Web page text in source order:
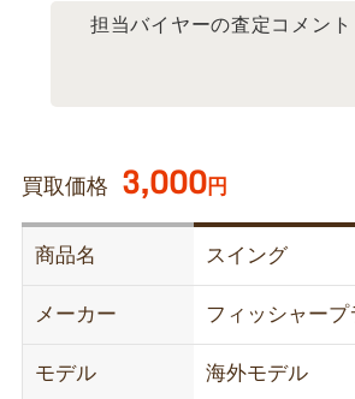
担当バイヤーの査定コメント
買取価格 3,000円
商品名 スイング
メーカー フィッシャープ
モデル 海外モデル